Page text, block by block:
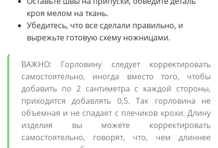
кроя мелом на ткань.
Убедитесь, что все сделали правильно, и
вырежьте готовую схему ножницами.
ВАЖНО: Горловину следует корректировать
самостоятельно, иногда вместо того, чтобы
добавить по 2 сантиметра с каждой стороны,
приходится добавлять 0,5. Так горловина не
объемная и не спадает с плечиков крохи. Длину
изделия вы можете корректировать
самостоятельно, говорят, что, чем длиннее